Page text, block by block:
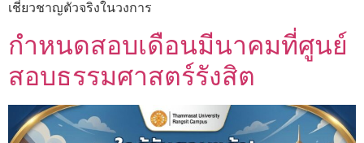
เชี่ยวชาญตัวจริงในวงการ
กำหนดสอบเดือนมีนาคมที่ศูนย์
สอบธรรมศาสตร์รังสิต